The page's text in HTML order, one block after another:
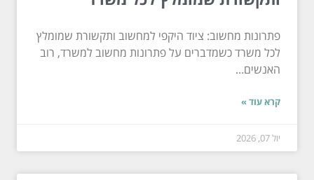
פתרונות מחשוב: ציוד היקפי למחשוב ותקשורת שמומלץ
לכל משרד כשמדברים על פתרונות מחשוב למשרד, רוב
האנשים...
קרא עוד »
יול 07, 2026